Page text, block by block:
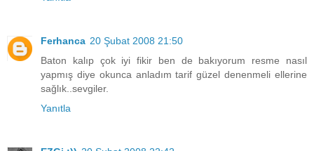
Ferhanca 20 Şubat 2008 21:50
Baton kalıp çok iyi fikir ben de bakıyorum resme nasıl
yapmış diye okunca anladım tarif güzel denenmeli ellerine
sağlık..sevgiler.
Yanıtla